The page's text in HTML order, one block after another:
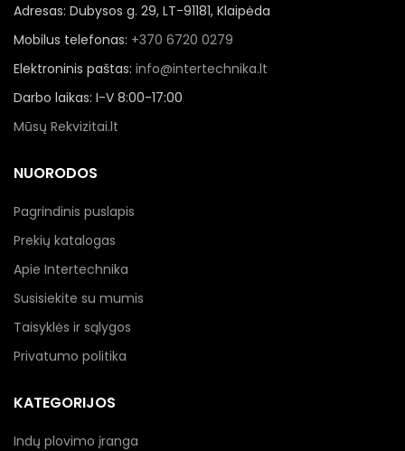
Adresas: Dubysos g. 29, LT-91181, Klaipėda
Mobilus telefonas: +370 6720 0279
Elektroninis paštas: info@intertechnika.lt
Darbo laikas: I-V 8:00-17:00
Mūsų Rekvizitai.lt
NUORODOS
Pagrindinis puslapis
Prekių katalogas
Apie Intertechnika
Susisiekite su mumis
Taisyklės ir sąlygos
Privatumo politika
KATEGORIJOS
Indų plovimo įranga